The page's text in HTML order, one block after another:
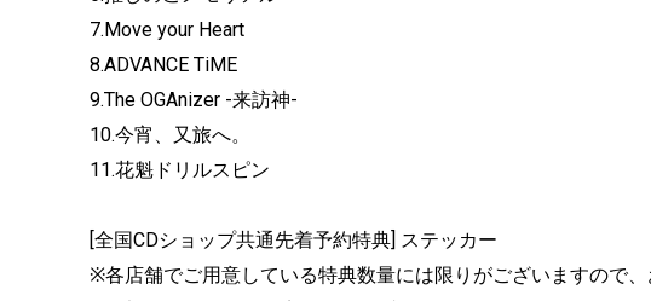
7.Move your Heart
8.ADVANCE TiME
9.The OGAnizer -来訪神-
10.今宵、又旅へ。
11.花魁ドリルスピン
[全国CDショップ共通先着予約特典] ステッカー
※各店舗でご用意している特典数量には限りがございますので、